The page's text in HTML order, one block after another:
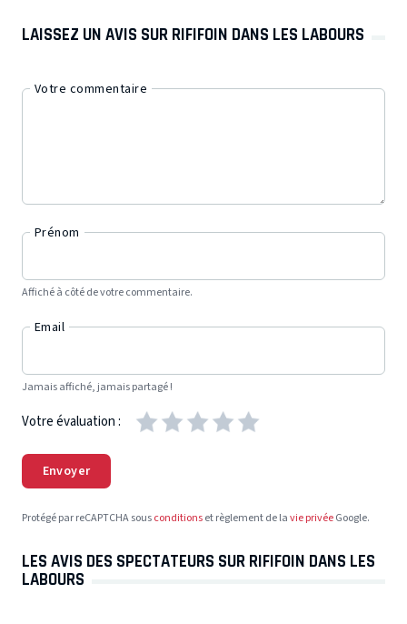
LAISSEZ UN AVIS SUR RIFIFOIN DANS LES LABOURS
Votre commentaire
Prénom
Affiché à côté de votre commentaire.
Email
Jamais affiché, jamais partagé !
Votre évaluation :
Envoyer
Protégé par reCAPTCHA sousconditionset règlement de lavie privéeGoogle.
LES AVIS DES SPECTATEURS SUR RIFIFOIN DANS LES
LABOURS